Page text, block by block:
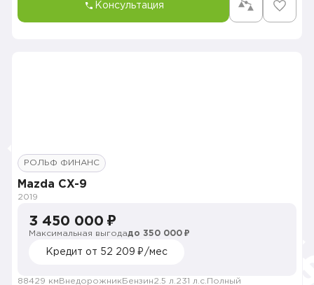
Консультация
РОЛЬФ ФИНАНС
Mazda CX-9
2019
3 450 000 ₽
Максимальная выгодадо 350 000 ₽
Кредит от 52 209 ₽/мес
88429 км Внедорожник Бензин2.5 л. 231 л.с. Полный